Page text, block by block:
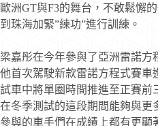
歐洲GT與F3的舞台，不敢鬆懈
到珠海加緊”練功”進行訓練。
梁嘉彤在今年參與了亞洲雷諾方
他首次駕駛新款雷諾方程式賽車
試車中將單圈時間推進至正賽前
在冬季測試的這段期間能夠與更
參與的車手們在成績上都有更顯